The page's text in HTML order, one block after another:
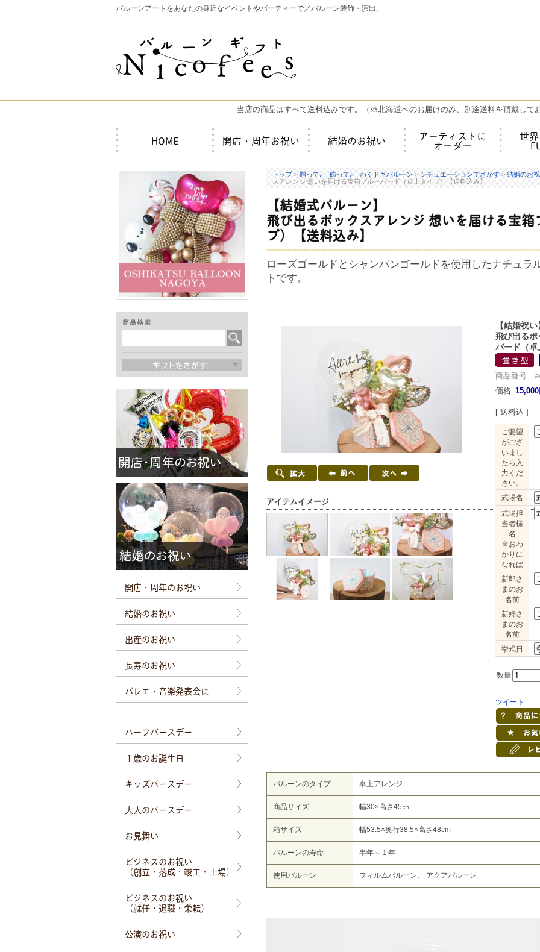
バルーンアートをあなたの身近なイベントやパーティーで／バルーン装飾・演出。
当店の商品はすべて送料込みです。（※北海道へのお届けのみ、別途送料を頂戴して
HOME 開店・周年お祝い 結婚のお祝い アーティストに
オーダー
世
開店・周年のお祝い
結婚のお祝い
出産のお祝い
長寿のお祝い
バレエ・音楽発表会に
ハーフバースデー
１歳のお誕生日
キッズバースデー
大人のバースデー
お見舞い
ビジネスのお祝い
（創立・落成・竣工・上場）
ビジネスのお祝い
（就任・退職・栄転）
公演のお祝い
トップ> 贈って♪ 飾って♪ わくドキバルーン > シチュエーションでさがす > 結婚のお
スアレンジ 想いを届ける宝箱ブルーバード（卓上タイプ）【送料込み】
【結婚式バルーン】
飛び出るボックスアレンジ 想いを届ける宝
プ）【送料込み】
ローズゴールドとシャンパンゴールドを使用したナチュラ
トです。
【結婚祝い
飛び出るボ
バード（卓
商品番号
価格
[ 送料込 ]
ご要望
がござ
いまし
たら入
力くだ
さい。
式場名
式場担
当者様
名
※おわ
かりに
なれば
新郎さ
まのお
名前
新婦さ
まのお
名前
挙式日
数量
ツイート
アイテムイメージ
バルーンのタイプ 卓上アレンジ
商品サイズ 幅30×高さ45㎝
箱サイズ 幅53.5×奥行38.5×高さ48cm
バルーンの寿命 半年～１年
使用バルーン フィルムバルーン、 アクアバルーン